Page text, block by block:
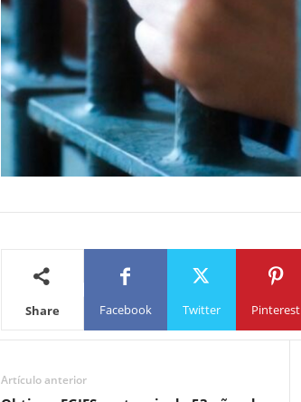
Share Facebook Twitter Pinterest
Artículo anterior